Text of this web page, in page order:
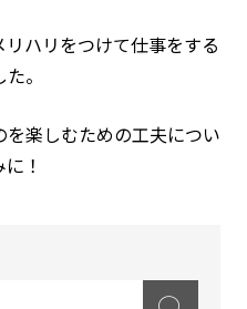
ハリをつけて仕事をする
。
楽しむための工夫につい
！